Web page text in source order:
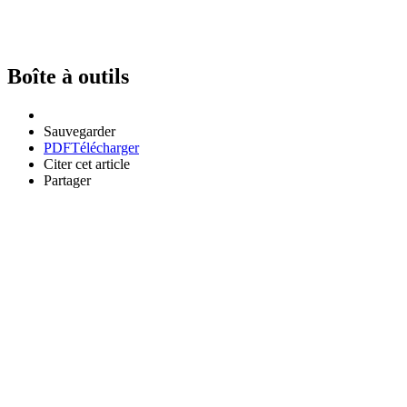
Boîte à outils
Sauvegarder
PDFTélécharger
Citer cet article
Partager